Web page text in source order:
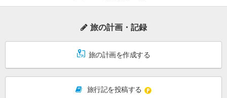
旅の計画・記録
旅の計画を作成する
旅行記を投稿する